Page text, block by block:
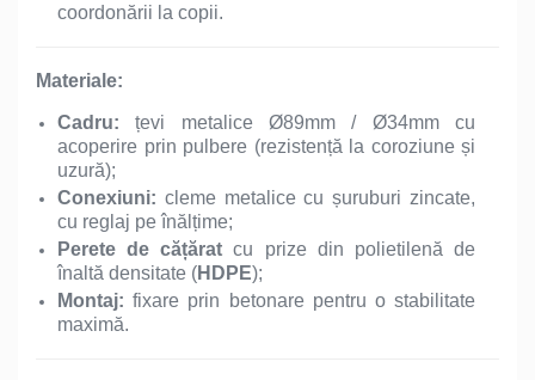
coordonării la copii.
Materiale:
Cadru:țevi metalice Ø89mm / Ø34mm cu
acoperire prin pulbere (rezistență la coroziune și
uzură);
Conexiuni: cleme metalice cu șuruburi zincate,
cu reglaj pe înălțime;
Perete de cățăratcu prize din polietilenă de
înaltă densitate (HDPE);
Montaj:fixare prin betonare pentru o stabilitate
maximă.